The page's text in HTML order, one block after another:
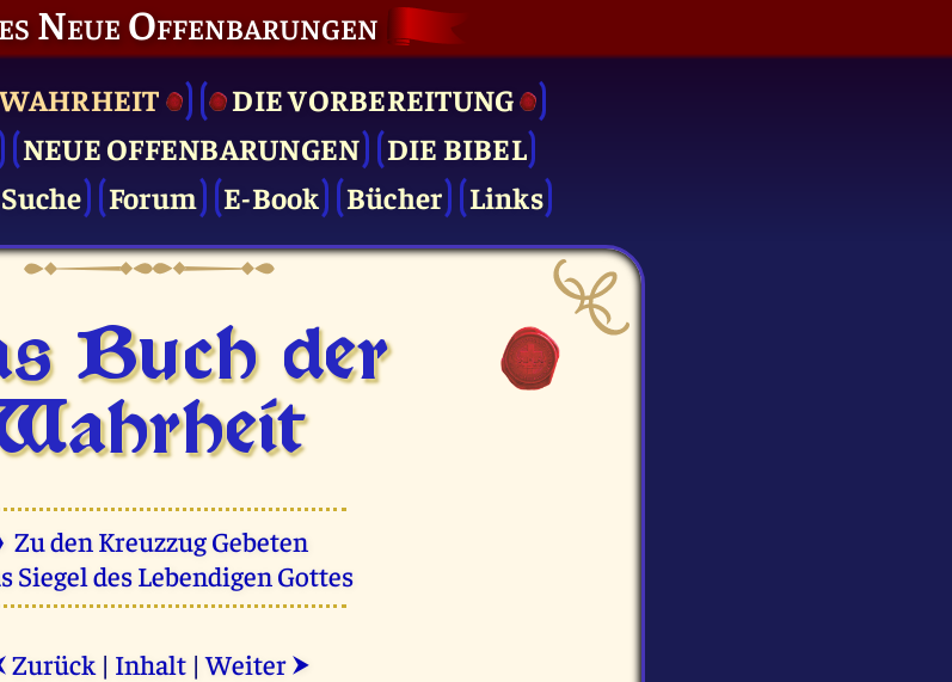
Neue Offenbarungen
DIE VOR­BEREITUNG
NEUE OFFENBARUNGEN
DIE BIBEL
Suche Forum E-Book Bücher Links
Buch der
Zu den Kreuzzug Gebeten
Siegel des Lebendigen Gottes
Zurück | Inhalt |Weiter ⮞